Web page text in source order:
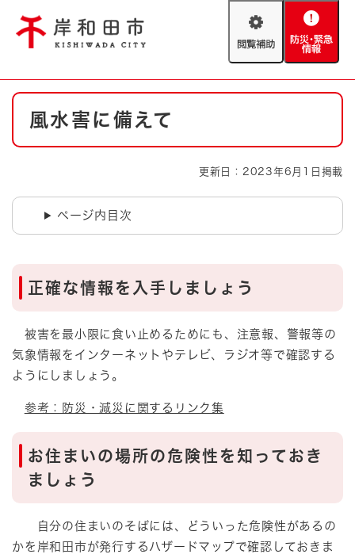
閲
助
防
緊
やさしい日本語
背景色変更 白 黒 青
とじる
防災・緊急情報
ハザードマップ AED設置箇所
本
風水害に備えて
更新日：2023年6月1日掲載
ページ内目次
正確な情報を入手しましょう
被害を最小限に食い止めるためにも、注意報、警報等の
気象情報をインターネットやテレビ、ラジオ等で確認する
ようにしましょう。
参考：防災・減災に関するリンク集
お住まいの場所の危険性を知っておき
ましょう
自分の住まいのそばには、どういった危険性があるの
かを岸和田市が発行するハザードマップで確認しておきま